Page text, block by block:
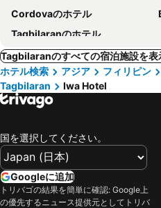
Cordovaのホテル
Tagbilaranのホテル
Tagbilaranのすべての宿泊施設を表
ホテル検索
アジア フィリピン
Tagbilaran
Iwa Hotel
国を選択してください。
Googleに追加
トリバゴの結果を簡単に確認: Google上
の優先するニュース提供元としてトリバ